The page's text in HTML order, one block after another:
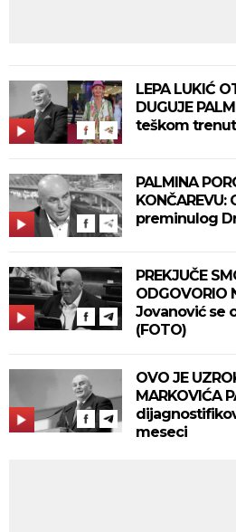
LEPA LUKIĆ
DUGUJE
teškom
PALMINA
preminulog
PREKJUČE
ODGOVORIO
Jovanović se
(FOTO)
OVO JE
MARKOVIĆA
meseci